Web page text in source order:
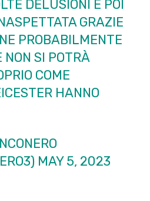
DELUSIONI E POI
GRAZIE
PROBABILMENTE
SI POTRÀ
COME
HANNO
MAY 5, 2023